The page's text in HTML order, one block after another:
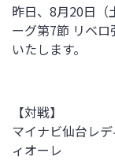
昨日、8月20日（
ーグ第7節 リベ
いたします。
【対戦】
マイナビ仙台レ
ィオーレ